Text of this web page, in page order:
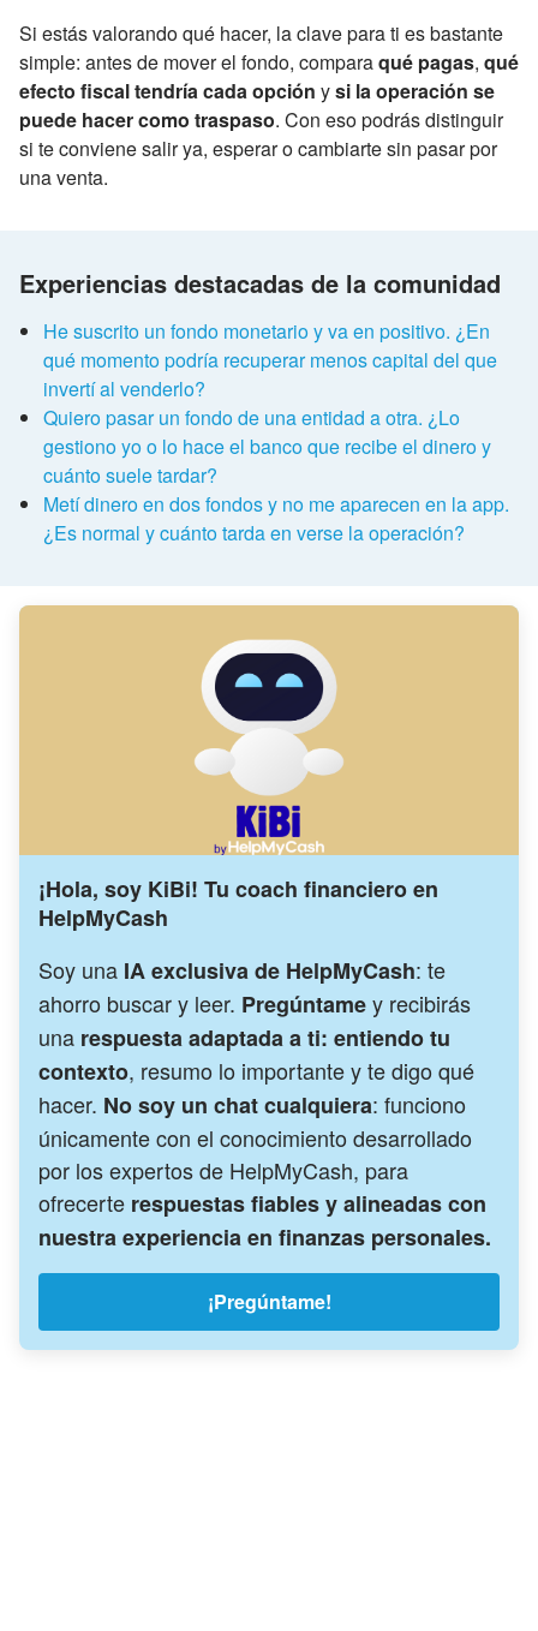
Si estás valorando qué hacer, la clave para ti es bastante
simple: antes de mover el fondo, comparaqué pagas, qué
efecto fiscal tendría cada opción ysi la operación se
puede hacer como traspaso. Con eso podrás distinguir
si te conviene salir ya, esperar o cambiarte sin pasar por
una venta.
Experiencias destacadas de la comunidad
He suscrito un fondo monetario y va en positivo. ¿En
qué momento podría recuperar menos capital del que
invertí al venderlo?
Quiero pasar un fondo de una entidad a otra. ¿Lo
gestiono yo o lo hace el banco que recibe el dinero y
cuánto suele tardar?
Metí dinero en dos fondos y no me aparecen en la app.
¿Es normal y cuánto tarda en verse la operación?
¡Hola, soy KiBi! Tu coach financiero en
HelpMyCash
Soy una IA exclusiva de HelpMyCash: te
ahorro buscar y leer. Pregúntamey recibirás
una respuesta adaptada a ti: entiendo tu
contexto, resumo lo importante y te digo qué
hacer. No soy un chat cualquiera: funciono
únicamente con el conocimiento desarrollado
por los expertos de HelpMyCash, para
ofrecerte respuestas fiables y alineadas con
nuestra experiencia en finanzas personales.
¡Pregúntame!